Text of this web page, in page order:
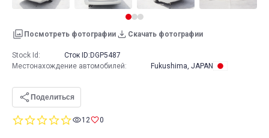
Посмотреть фотографии Скачать фотографии
0.012 0
Stock Id: Сток ID: DGP5487
Местонахождение автомобилей: Fukushima, JAPAN
Поделиться